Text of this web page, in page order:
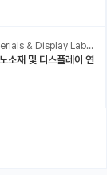
한양대학교 Nanosemiconductor Materials & Display Laboratory
소재 및 디스플레이 연